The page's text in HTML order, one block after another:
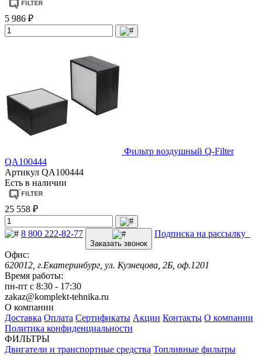
5 986 ₽
Фильтр воздушный Q-Filter
QA100444
Артикул QA100444
Есть в наличии
25 558 ₽
8 800 222-82-77
Заказать звонок
Подписка на рассылку
Офис:
620012, г.Екатеринбург, ул. Кузнецова, 2Б, оф.1201
Время работы:
пн-пт с 8:30 - 17:30
zakaz@komplekt-tehnika.ru
О компании
Доставка Оплата Сертификаты Акции Контакты О компании
Политика конфиденциальности
ФИЛЬТРЫ
Двигатели и транспортные средства Топливные фильтры